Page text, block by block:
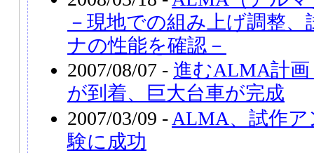
－現地での組み上げ調整
ナの性能を確認－
2007/08/07 - 進むALMA計
が到着、巨大台車が完成
2007/03/09 - ALMA、試作
験に成功